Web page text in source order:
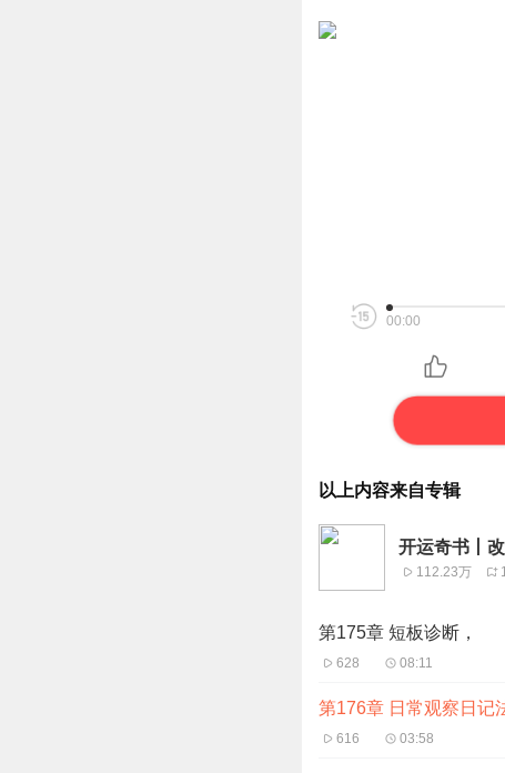
00:00
以上内容来自专辑
开运奇书丨
112.23万
第175章 短板诊断，
628 08:11
第176章 日常观察日记
616 03:58